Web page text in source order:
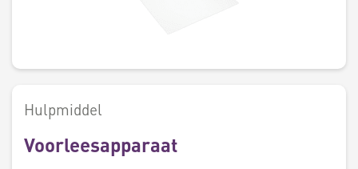
Hulpmiddel
Voorleesapparaat